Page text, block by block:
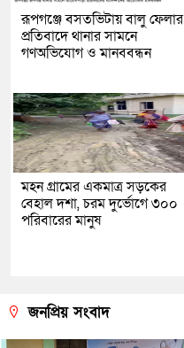
রূপগঞ্জে বসতভিটায় বালু ফেলার
প্রতিবাদে থানার সামনে
গণঅভিযোগ ও মানববন্ধন
মহন গ্রামের একমাত্র সড়কের
বেহাল দশা, চরম দুর্ভোগে ৩০০
পরিবারের মানুষ
জনপ্রিয় সংবাদ